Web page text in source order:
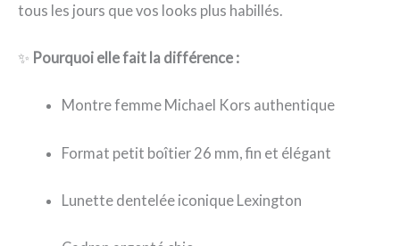
tous les jours que vos looks plus habillés.
✨ Pourquoi elle fait la différence :
Montre femme Michael Kors authentique
Format petit boîtier 26 mm, fin et élégant
Lunette dentelée iconique Lexington